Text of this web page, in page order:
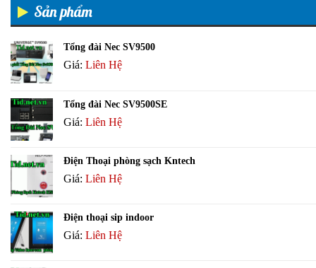
Sản phẩm
Tổng đài Nec SV9500
Giá: Liên Hệ
Tổng đài Nec SV9500SE
Giá: Liên Hệ
Điện Thoại phòng sạch Kntech
Giá: Liên Hệ
Điện thoại sip indoor
Giá: Liên Hệ